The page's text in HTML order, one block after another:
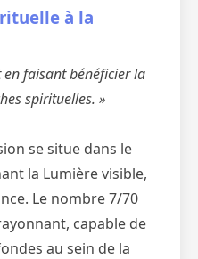
à la
en faisant bénéficier la
spirituelles. »
se situe dans le
la Lumière visible,
Le nombre 7/70
capable de
au sein de la